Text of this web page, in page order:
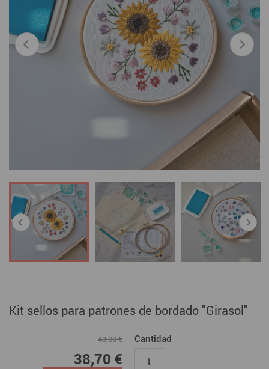
Kit sellos para patrones de bordado "Girasol"
43,00 €
38,70 €
Cantidad